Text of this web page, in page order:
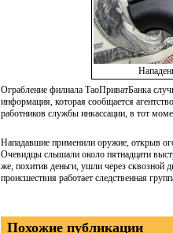
Ограбление филиала ТаоПриватБанка
информация, которая сообщается
работников службы инкассации, в тот
Нападавшие применили оружие, открыв
Очевидцы слышали около пятнадцати
же, похитив деньги, ушли через сквозной
происшествия работает следственная
Похожие публикации